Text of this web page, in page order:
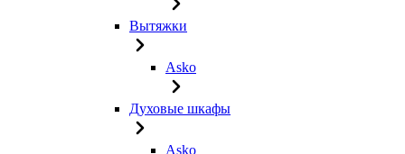
Вытяжки
Asko
Духовые шкафы
Asko